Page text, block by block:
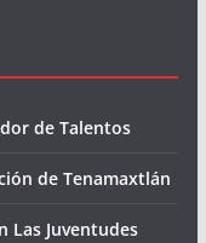
de Talentos
de Tenamaxtlán
Las Juventudes